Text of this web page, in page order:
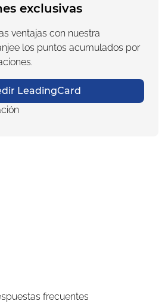
frecuentes
exclusivas
ventajas con nuestra
los puntos acumulados por
LeadingCard